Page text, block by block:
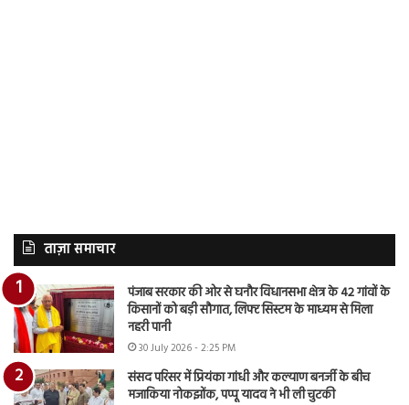
ताज़ा समाचार
पंजाब सरकार की ओर से घनौर विधानसभा क्षेत्र के 42 गांवों के
किसानों को बड़ी सौगात, लिफ्ट सिस्टम के माध्यम से मिला
नहरी पानी
30 July 2026 - 2:25 PM
संसद परिसर में प्रियंका गांधी और कल्याण बनर्जी के बीच
मजाकिया नोकझोंक, पप्पू यादव ने भी ली चुटकी